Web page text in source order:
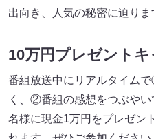
出向き、人気の秘密に迫りま
10万円プレゼントキ
番組放送中にリアルタイム
く、②番組の感想をつぶや
名様に現金1万円をプレゼン